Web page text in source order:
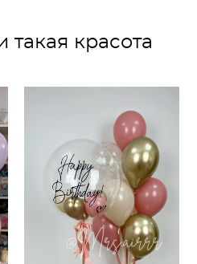
такая красота